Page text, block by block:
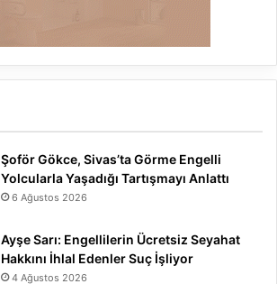
Şoför Gökce, Sivas’ta Görme Engelli
Yolcularla Yaşadığı Tartışmayı Anlattı
6 Ağustos 2026
Ayşe Sarı: Engellilerin Ücretsiz Seyahat
Hakkını İhlal Edenler Suç İşliyor
4 Ağustos 2026